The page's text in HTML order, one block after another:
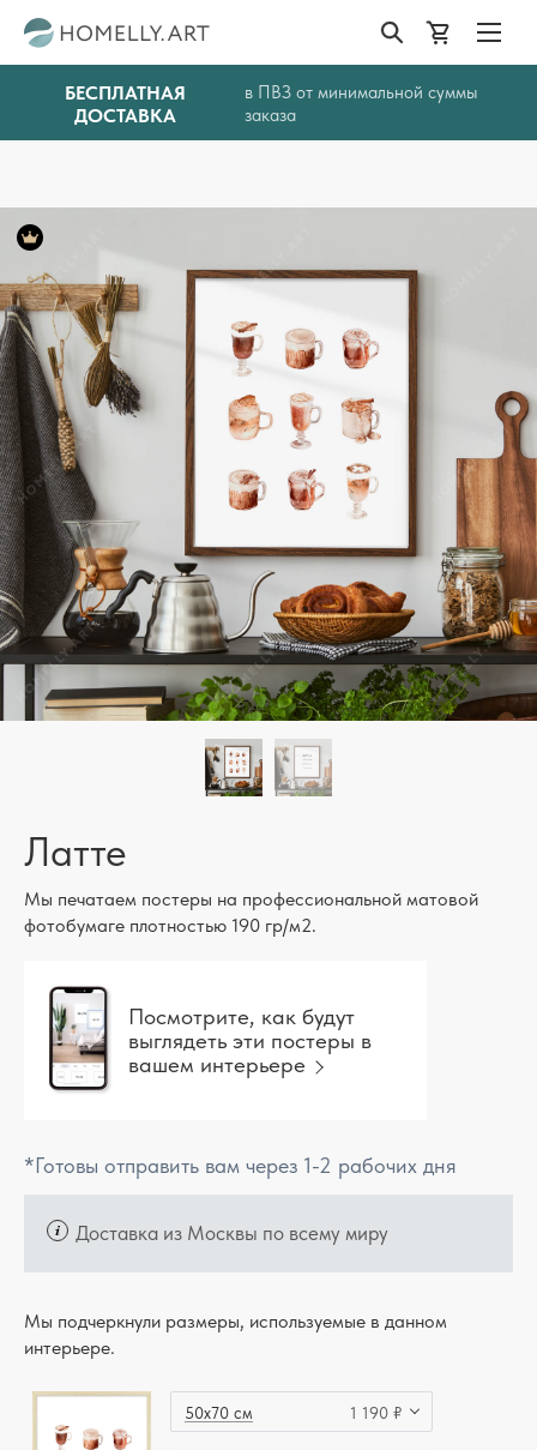
БЕСПЛАТНАЯ
ДОСТАВКА
в ПВЗ от минимальной суммы
заказа
Латте
Мы печатаем постеры на профессиональной матовой
фотобумаге плотностью 190 гр/м2.
Посмотрите, как будут
выглядеть эти постеры в
вашем интерьере
*Готовы отправить вам через 1-2 рабочих дня
Доставка из Москвы по всему миру
Мы подчеркнули размеры, используемые в данном
интерьере.
50x70 см 1 190 ₽